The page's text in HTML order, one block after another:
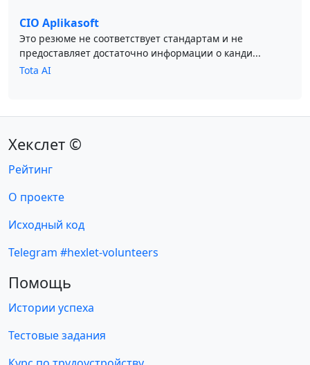
CIO Aplikasoft
Это резюме не соответствует стандартам и не
предоставляет достаточно информации о канди...
Tota AI
Хекслет ©
Рейтинг
О проекте
Исходный код
Telegram #hexlet-volunteers
Помощь
Истории успеха
Тестовые задания